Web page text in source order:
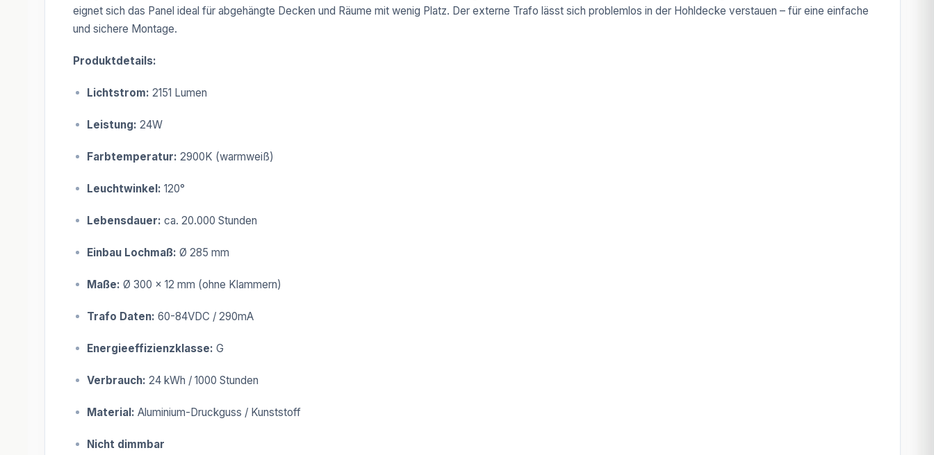
eignet sich das Panel ideal für abgehängte Decken und Räume mit wenig Platz. Der externe Trafo lässt sich problemlos in der Hohldecke verstauen – für eine einfache
und sichere Montage.
Produktdetails:
Lichtstrom: 2151 Lumen
Leistung: 24W
Farbtemperatur: 2900K (warmweiß)
Leuchtwinkel: 120°
Lebensdauer: ca. 20.000 Stunden
Einbau Lochmaß: Ø 285 mm
Maße: Ø 300 x 12 mm (ohne Klammern)
Trafo Daten: 60-84VDC / 290mA
Energieeffizienzklasse: G
Verbrauch: 24 kWh / 1000 Stunden
Material: Aluminium-Druckguss / Kunststoff
Nicht dimmbar